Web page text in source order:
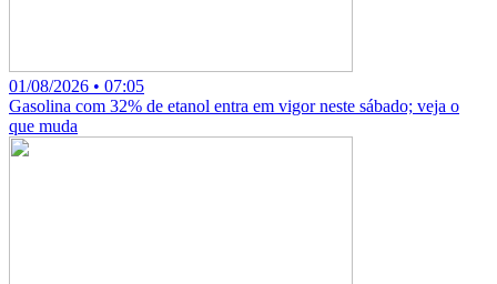
01/08/2026 • 07:05
Gasolina com 32% de etanol entra em vigor neste sábado; veja o
que muda